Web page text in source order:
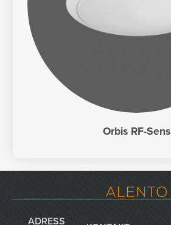
Orbis RF-Sens
ADRESS